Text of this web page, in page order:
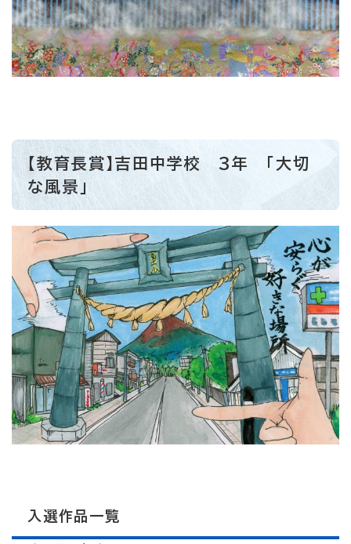
【教育長賞】吉田中学校 3年 「大切
な風景」
入選作品一覧